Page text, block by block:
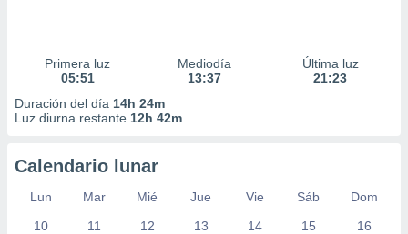
Primera luz
05:51
Mediodía
13:37
Última luz
21:23
Duración del día 14h 24m
Luz diurna restante 12h 42m
Calendario lunar
Lun Mar Mié Jue Vie Sáb
Dom
10
11 12 13 14 15 16